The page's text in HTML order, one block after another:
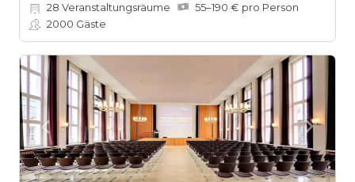
28 Veranstaltungsräume
55–190 € pro Person
2000 Gäste